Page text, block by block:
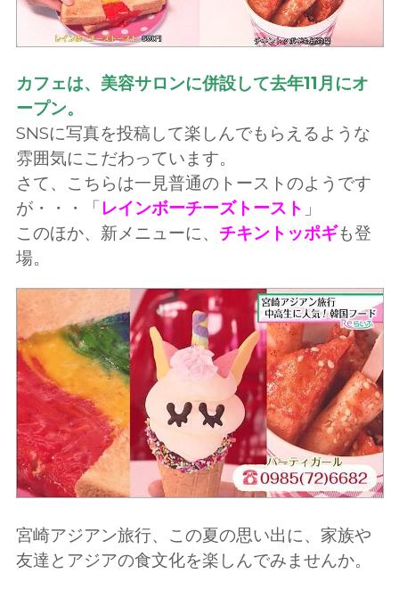
カフェは、美容サロンに併設して去年11月にオ
ープン。
SNSに写真を投稿して楽しんでもらえるような
雰囲気にこだわっています。
さて、こちらは一見普通のトーストのようです
が・・・「レインボーチーズトースト 」
このほか、新メニューに、 チキントッポギも登
場。
宮崎アジアン旅行、この夏の思い出に、家族や
友達とアジアの食文化を楽しんでみませんか。